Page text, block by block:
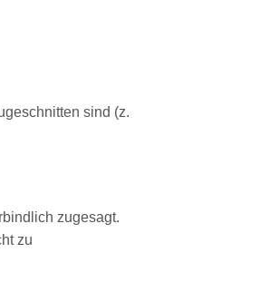
sind (z.
zugesagt.
zu